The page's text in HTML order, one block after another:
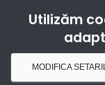
Utilizăm
MODIFICA